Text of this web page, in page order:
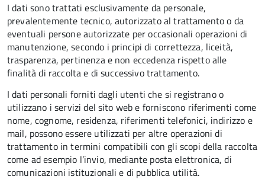
I dati sono trattati esclusivamente da personale,
prevalentemente tecnico, autorizzato al trattamento o da
eventuali persone autorizzate per occasionali operazioni di
manutenzione, secondo i principi di correttezza, liceità,
trasparenza, pertinenza e non eccedenza rispetto alle
finalità di raccolta e di successivo trattamento.
I dati personali forniti dagli utenti che si registrano o
utilizzano i servizi del sito web e forniscono riferimenti come
nome, cognome, residenza, riferimenti telefonici, indirizzo e
mail, possono essere utilizzati per altre operazioni di
trattamento in termini compatibili con gli scopi della raccolta
come ad esempio l’invio, mediante posta elettronica, di
comunicazioni istituzionali e di pubblica utilità.